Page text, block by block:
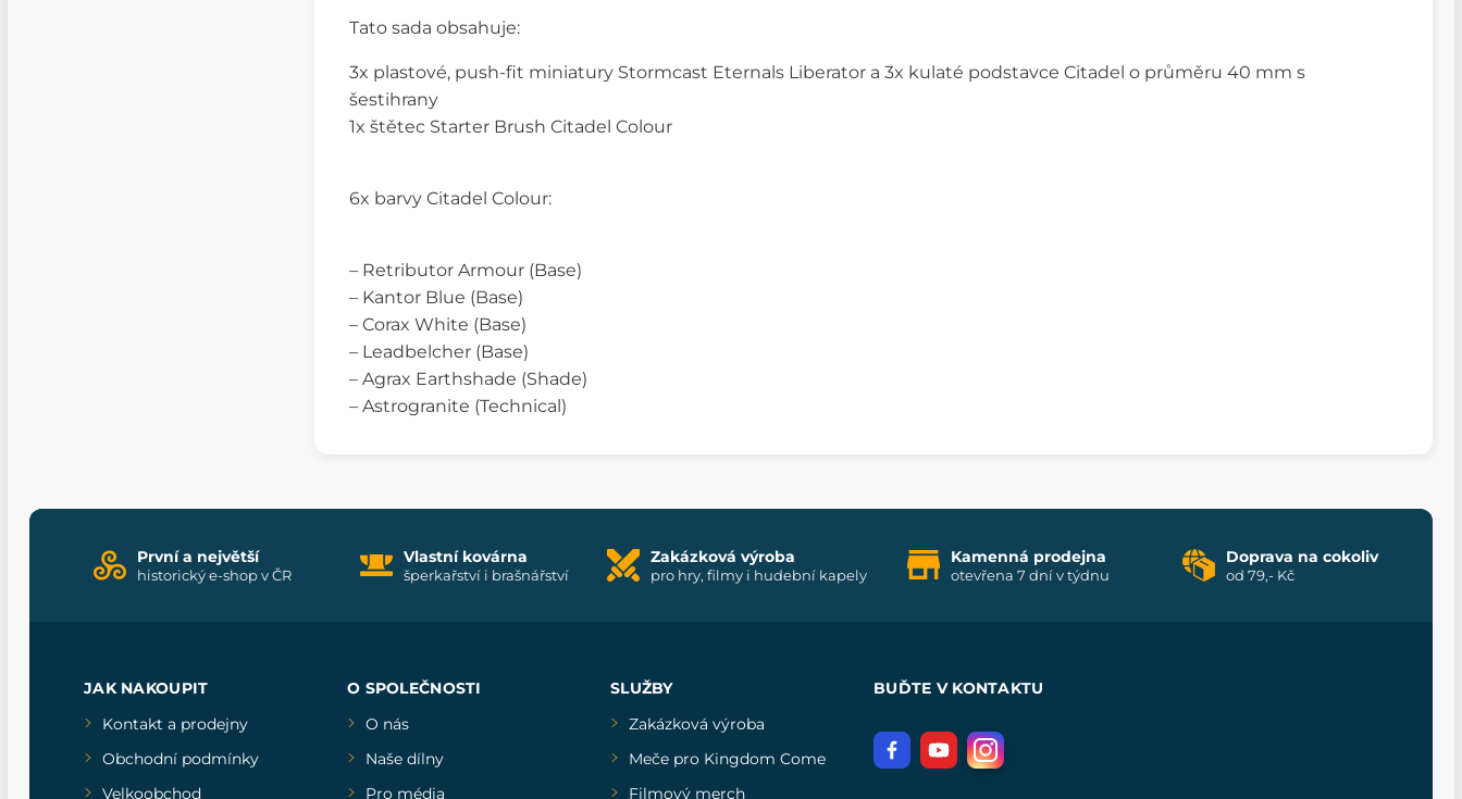
Tato sada obsahuje:
3x plastové, push-fit miniatury Stormcast Eternals Liberator a 3x kulaté podstavce Citadel o průměru 40 mm s
šestihrany
1x štětec Starter Brush Citadel Colour
6x barvy Citadel Colour:
– Retributor Armour (Base)
– Kantor Blue (Base)
– Corax White (Base)
– Leadbelcher (Base)
– Agrax Earthshade (Shade)
– Astrogranite (Technical)
První a největší
historický e-shop v ČR
Vlastní kovárna
šperkařství i brašnářství
Zakázková výroba
pro hry, filmy i hudební kapely
Kamenná prodejna
otevřena 7 dní v týdnu
Doprava na cokoliv
od 79,- Kč
JAK NAKOUPIT
Kontakt a prodejny
Obchodní podmínky
Velkoobchod
O SPOLEČNOSTI
O nás
Naše dílny
Pro média
SLUŽBY
Zakázková výroba
Meče pro Kingdom Come
Filmový merch
BUĎTE V KONTAKTU